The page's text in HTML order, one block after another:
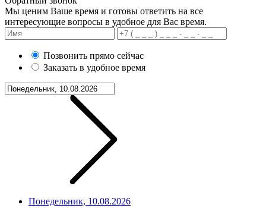
Мы ценим Ваше время и готовы ответить на все
интересующие вопросы в удобное для Вас время.
Позвонить прямо сейчас
Заказать в удобное время
Понедельник, 10.08.2026